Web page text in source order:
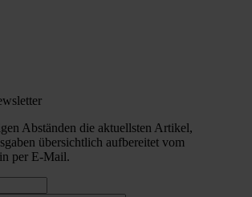
Abständen die aktuellsten Artikel,
übersichtlich aufbereitet vom
per E-Mail.